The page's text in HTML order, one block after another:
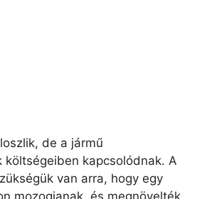
de a jármű
költségeiben kapcsolódnak. A
van arra, hogy egy
mozogjanak, és megnövelték